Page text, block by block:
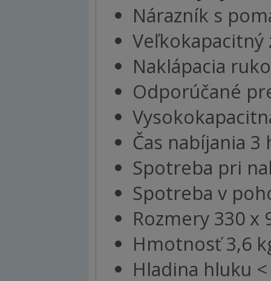
Nárazník s
Veľkokapacitný
Naklápacia
Odporúčané
Čas nabíjania 3
Spotreba pri
Spotreba v
Rozmery 330
Hmotnosť 3,6
Hladina hluku